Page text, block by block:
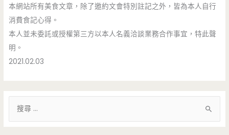
本網站所有美食文章，除了邀約文會特別註記之外，皆為本人自行
消費食記心得。
本人並未委託或授權第三方以本人名義洽談業務合作事宜，特此聲
明。
2021.02.03